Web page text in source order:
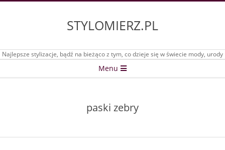
STYLOMIERZ.PL
Najlepsze stylizacje, bądź na bieżąco z tym, co dzieje się w świecie mody, urody
Menu
paski zebry